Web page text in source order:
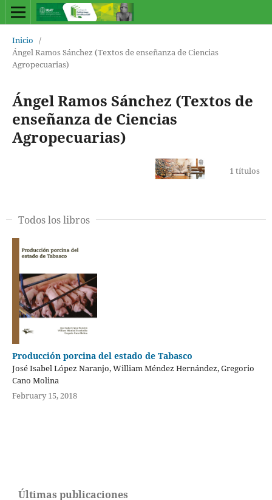
Inicio /
Ángel Ramos Sánchez (Textos de enseñanza de Ciencias
Agropecuarias)
Ángel Ramos Sánchez (Textos de
enseñanza de Ciencias
Agropecuarias)
1 títulos
Todos los libros
Producción porcina del estado de Tabasco
José Isabel López Naranjo, William Méndez Hernández, Gregorio
Cano Molina
February 15, 2018
Últimas publicaciones